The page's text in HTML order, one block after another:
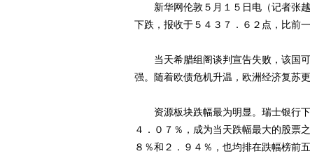
新华网伦敦５月１５日电（记者张越
下跌，报收于５４３７．６２点，比前
当天希腊组阁谈判宣告失败，该国可
强。随着欧债危机升温，欧洲经济复苏
资源板块跌幅最为明显。瑞士银行下
４．０７％，成为当天跌幅最大的股票
８％和２．９４％，也均排在跌幅榜前